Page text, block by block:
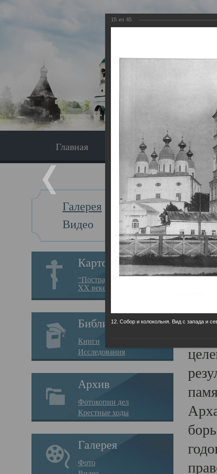
Главная Экскурсия
Галерея
Видео
Картотека
“Пострадавшие за веру в
XX веке на Севере”
Библиотека
Книги
Исследования
Архив
Фотокопии дел
Крестные ходы
Галерея
Фото
Главная
15 из 45
12. Собор и колокольня. Вид с запада и